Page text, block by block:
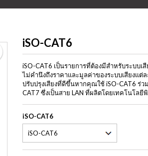
iSO-CAT6
iSO-CAT6 เป็นรายการที่ต้องมีสำหรับระบบเ
ไม่คำนึงถึงราคาและมูลค่าของระบบเสียงแต่
ปรับปรุงเสียงที่ดีขึ้นหากคุณใช้ iSO-CAT6 ร่ว
CAT7 ซึ่งเป็นสาย LAN ที่ผลิตโดยเทคโนโลยี
iSO-CAT6